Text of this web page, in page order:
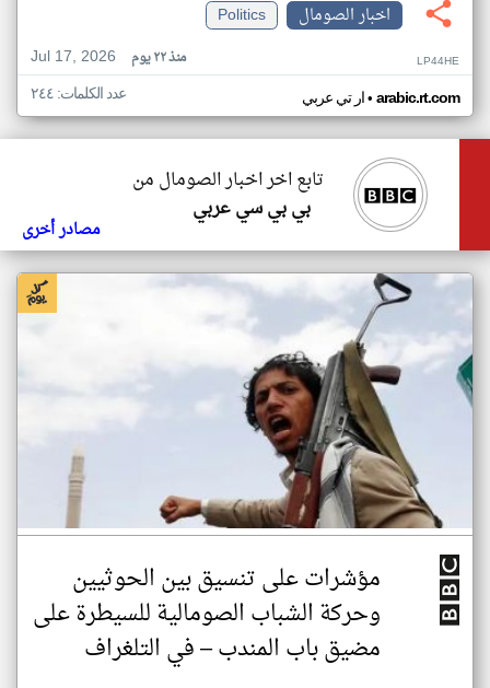
اخبار الصومال
Politics
Jul 17, 2026
منذ ٢٢ يوم LP44HE
ار تي عربي• arabic.rt.com عدد الكلمات: ٢٤٤
تابع اخر اخبار الصومال من
بي بي سي عربي
مصادر أخرى
مؤشرات على تنسيق بين الحوثيين
وحركة الشباب الصومالية للسيطرة على
مضيق باب المندب – في التلغراف